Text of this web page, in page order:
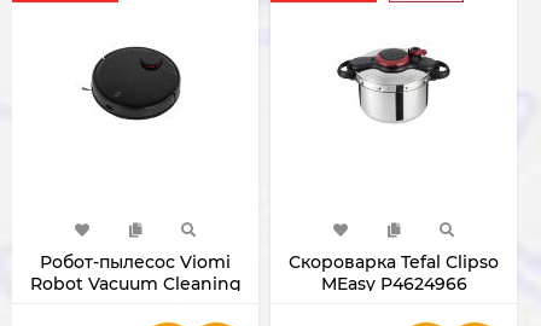
Робот-пылесос Viomi
Robot Vacuum Cleaning
Скороварка Tefal Clipso
MEasy P4624966